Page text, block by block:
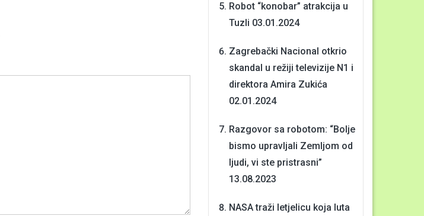
Robot “konobar” atrakcija u
Tuzli 03.01.2024
Zagrebački Nacional otkrio
skandal u režiji televizije N1 i
direktora Amira Zukića
02.01.2024
Razgovor sa robotom: “Bolje
bismo upravljali Zemljom od
ljudi, vi ste pristrasni”
13.08.2023
NASA traži letjelicu koja luta